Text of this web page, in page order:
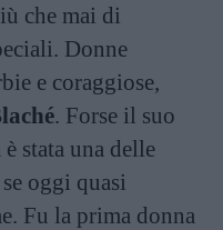
che mai di
Donne
e coraggiose,
. Forse il suo
stata una delle
oggi quasi
Fu la prima donna